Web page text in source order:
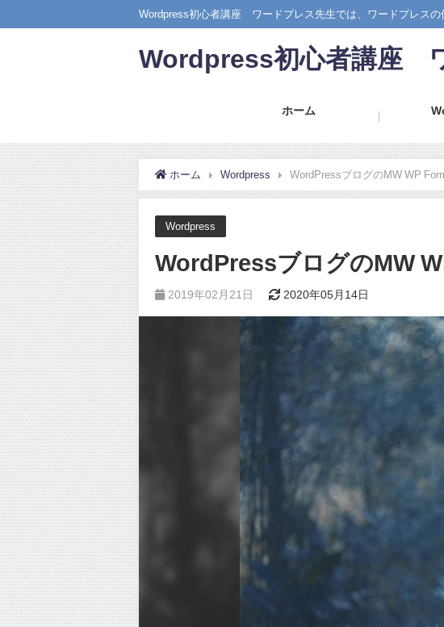
Wordpress初心者講座 ワードプレス先生では、ワードプレスの
Wordpress初心者講座
ホーム
ホーム Wordpress WordPressブログのMW WP
Wordpress
WordPressブログのMW
2019年02月21日 2020年05月14日